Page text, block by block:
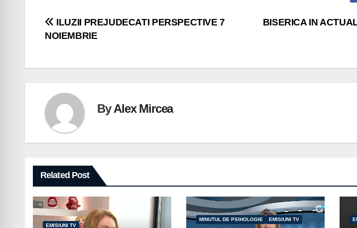
Navigare
articole
BISERICA IN
ILUZII PREJUDECATI PERSPECTIVE 7
NOIEMBRIE
ByAlex Mircea
Related Post
EMISIUNI TV
MINUTUL DE PSIHOLOGIE EMISIUNI TV